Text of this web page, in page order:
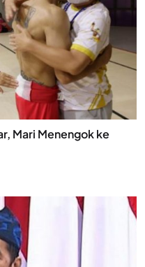
Mari Menengok ke